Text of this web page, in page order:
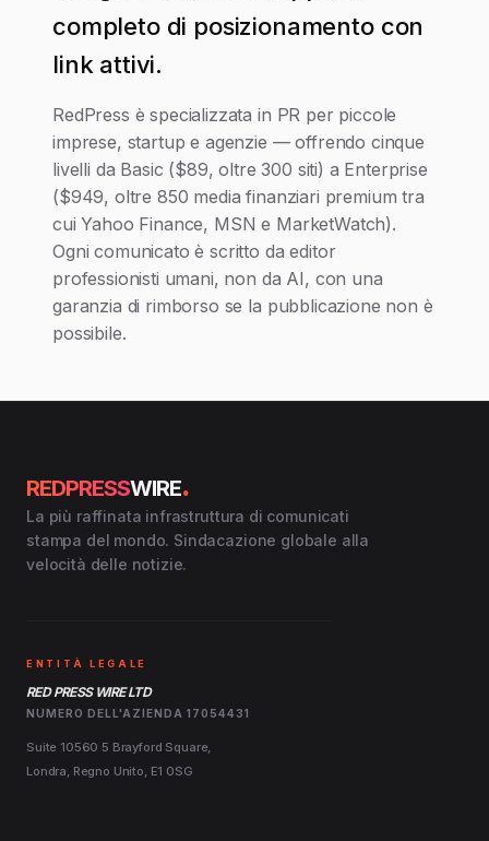
completo di posizionamento con
link attivi.
RedPress è specializzata in PR per piccole
imprese, startup e agenzie — offrendo cinque
livelli da Basic ($89, oltre 300 siti) a Enterprise
($949, oltre 850 media finanziari premium tra
cui Yahoo Finance, MSN e MarketWatch).
Ogni comunicato è scritto da editor
professionisti umani, non da AI, con una
garanzia di rimborso se la pubblicazione non è
possibile.
REDPRESSWIRE.
La più raffinata infrastruttura di comunicati
stampa del mondo. Sindacazione globale alla
velocità delle notizie.
ENTITÀ LEGALE
RED PRESS WIRE LTD
NUMERO DELL'AZIENDA 17054431
Suite 10560 5 Brayford Square,
Londra, Regno Unito, E1 0SG